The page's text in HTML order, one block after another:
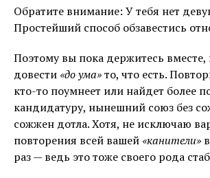
Обратите внимание: У тебя нет
Простейший способ обзавестись
Поэтому вы пока держитесь
довести «до ума»то, что есть.
кто-то поумнеет или найдет более
кандидатуру, нынешний союз без
сожжен дотла. Хотя, не исключаю
повторения всей вашей «канители»
раз — ведь это тоже своего рода